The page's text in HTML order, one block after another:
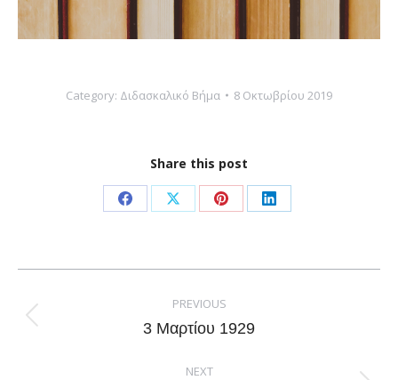
Category: Διδασκαλικό Βήμα 8 Οκτωβρίου 2019
Share this post
Share
Facebook
Share
X
Share
Pinterest
Share
LinkedIn
navigation
PREVIOUS
Previous
3 Μαρτίου 1929
NEXT